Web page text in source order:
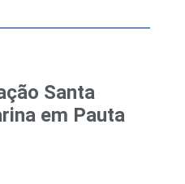
Santa
em Pauta